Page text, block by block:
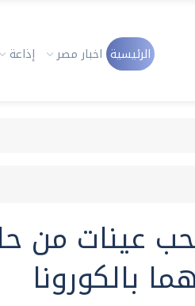
الرئيسية اخبار مصر إذاعة
عينات من
بالكورونا